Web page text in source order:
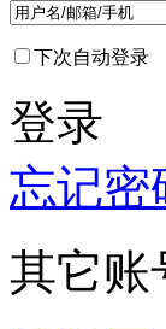
下次自动登录
登录
忘记密
其它账